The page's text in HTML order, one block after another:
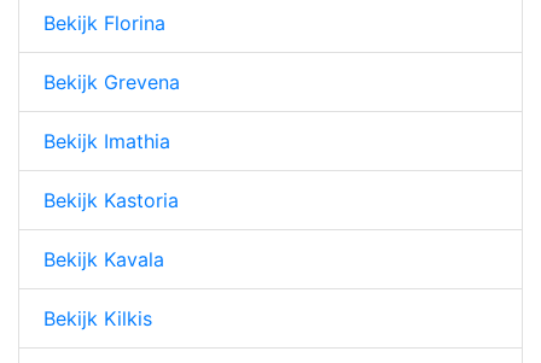
Bekijk Florina
Bekijk Grevena
Bekijk Imathia
Bekijk Kastoria
Bekijk Kavala
Bekijk Kilkis